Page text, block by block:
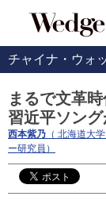
チャイナ・ウォ
まるで文革
習近平ソン
西本紫乃 （ 北海道大
ー研究員）